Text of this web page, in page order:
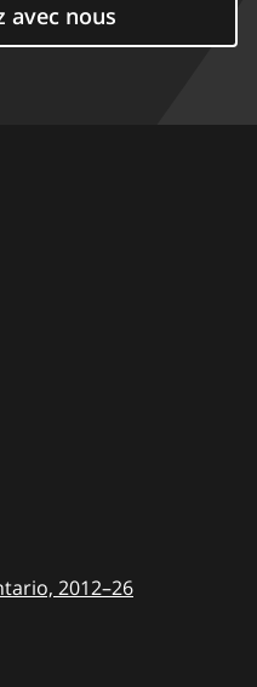
avec nous
2012–to
26